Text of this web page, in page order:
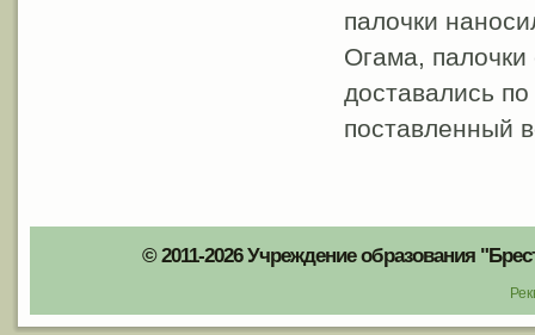
палочки
Огама,
доставались
поставленный
© 2011-2026 Учреждение образования